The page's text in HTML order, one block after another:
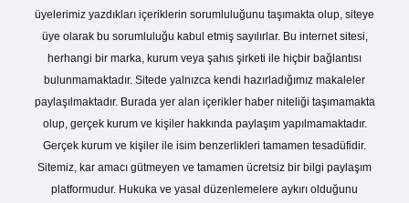
üyelerimiz yazdıkları içeriklerin sorumluluğunu taşımakta olup, siteye
üye olarak bu sorumluluğu kabul etmiş sayılırlar. Bu internet sitesi,
herhangi bir marka, kurum veya şahıs şirketi ile hiçbir bağlantısı
bulunmamaktadır. Sitede yalnızca kendi hazırladığımız makaleler
paylaşılmaktadır. Burada yer alan içerikler haber niteliği taşımamakta
olup, gerçek kurum ve kişiler hakkında paylaşım yapılmamaktadır.
Gerçek kurum ve kişiler ile isim benzerlikleri tamamen tesadüfidir.
Sitemiz, kar amacı gütmeyen ve tamamen ücretsiz bir bilgi paylaşım
platformudur. Hukuka ve yasal düzenlemelere aykırı olduğunu